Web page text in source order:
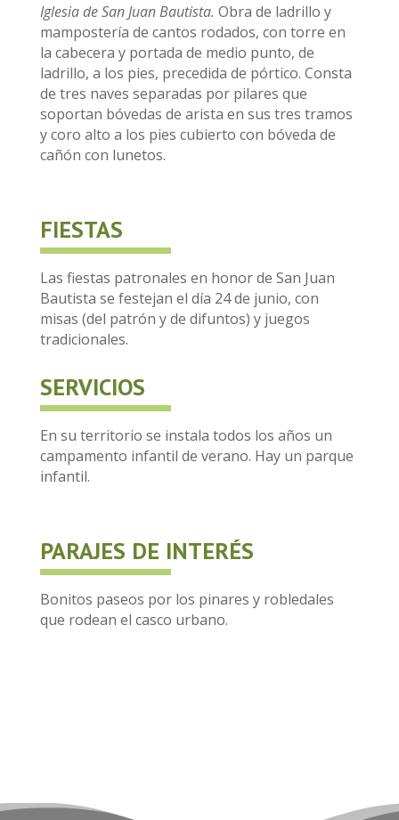
Iglesia de San Juan Bautista. Obra de ladrillo y
mampostería de cantos rodados, con torre en
la cabecera y portada de medio punto, de
ladrillo, a los pies, precedida de pórtico. Consta
de tres naves separadas por pilares que
soportan bóvedas de arista en sus tres tramos
y coro alto a los pies cubierto con bóveda de
cañón con lunetos.
FIESTAS
Las fiestas patronales en honor de San Juan
Bautista se festejan el día 24 de junio, con
misas (del patrón y de difuntos) y juegos
tradicionales.
SERVICIOS
En su territorio se instala todos los años un
campamento infantil de verano. Hay un parque
infantil.
PARAJES DE INTERÉS
Bonitos paseos por los pinares y robledales
que rodean el casco urbano.